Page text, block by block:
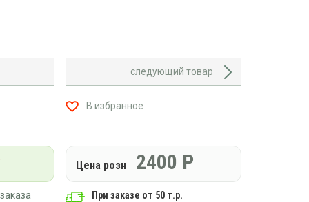
следующий товар
В избранное
Цена розн 2400 Р
При заказе от 50 т.р.